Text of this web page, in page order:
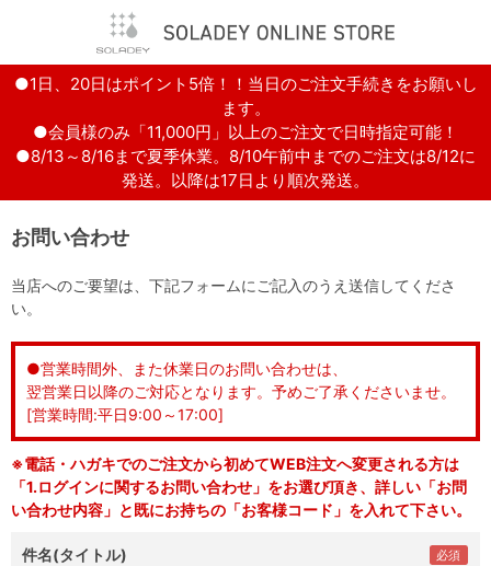
●1日、20日はポイント5倍！！当日のご注文手続きをお願いし
ます。
●会員様のみ「11,000円」以上のご注文で日時指定可能！
●8/13～8/16まで夏季休業。8/10午前中までのご注文は8/12に
発送。以降は17日より順次発送。
お問い合わせ
当店へのご要望は、下記フォームにご記入のうえ送信してくださ
い。
●営業時間外、また休業日のお問い合わせは、
翌営業日以降のご対応となります。予めご了承くださいませ。
[営業時間:平日9:00～17:00]
※電話・ハガキでのご注文から初めてWEB注文へ変更される方は
「1.ログインに関するお問い合わせ」をお選び頂き、詳しい「お問
い合わせ内容」と既にお持ちの「お客様コード」を入れて下さい。
件名(タイトル)